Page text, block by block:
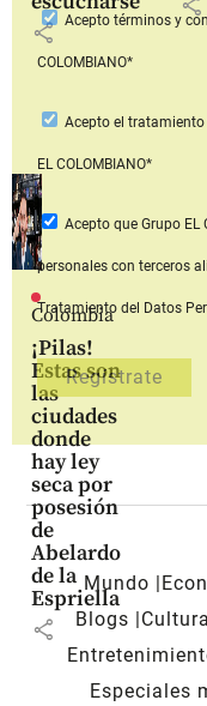
share
Colombia
¡Pilas!
Estas son
las
ciudades
donde
hay ley
seca por
posesión
de
Abelardo
de la
Espriella
share
Aceptotérminos y
COLOMBIANO*
Acepto el tratamiento
EL COLOMBIANO*
Acepto que Grupo EL
personales con terceros
Tratamiento del Datos
Mundo
Blogs
Cultura
Especiales